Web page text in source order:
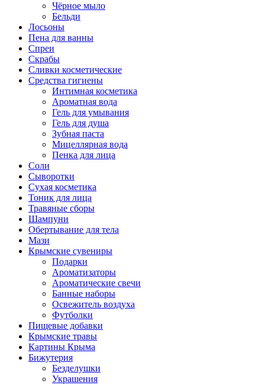
Чёрное мыло
Бельди
Лосьоны
Пена для ванны
Спреи
Скрабы
Сливки косметические
Средства гигиены
Интимная косметика
Ароматная вода
Гель для умывания
Гель для душа
Зубная паста
Мицеллярная вода
Пенка для лица
Соли
Сыворотки
Сухая косметика
Тоник для лица
Травяные сборы
Шампуни
Обертывание для тела
Мази
Крымские сувениры
Подарки
Ароматизаторы
Ароматические свечи
Банные наборы
Освежитель воздуха
Футболки
Пищевые добавки
Крымские травы
Картины Крыма
Бижутерия
Безделушки
Украшения